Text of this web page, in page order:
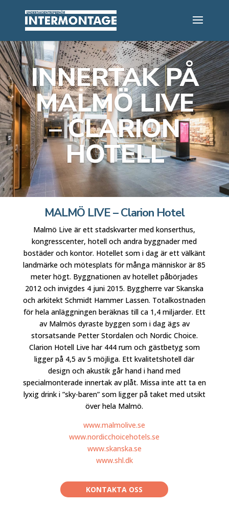
INNERTAK PÅ
MALMÖ LIVE
– CLARION
HOTELL
MALMÖ LIVE – Clarion Hotel
Malmö Live är ett stadskvarter med konserthus,
kongresscenter, hotell och andra byggnader med
bostäder och kontor. Hotellet som i dag är ett välkänt
landmärke och mötesplats för många människor är 85
meter högt. Byggnationen av hotellet påbörjades
2012 och invigdes 4 juni 2015. Byggherre var Skanska
och arkitekt Schmidt Hammer Lassen. Totalkostnaden
för hela anläggningen beräknas till ca 1,4 miljarder. Ett
av Malmös dyraste byggen som i dag ägs av
storsatsande Petter Stordalen och Nordic Choice.
Clarion Hotell Live har 444 rum och gästbetyg som
ligger på 4,5 av 5 möjliga. Ett kvalitetshotell där
design och akustik går hand i hand med
specialmonterade innertak av plåt. Missa inte att ta en
lyxig drink i ”sky-baren” som ligger på taket med utsikt
över hela Malmö.
www.malmolive.se
www.nordicchoicehotels.se
www.skanska.se
www.shl.dk
KONTAKTA OSS